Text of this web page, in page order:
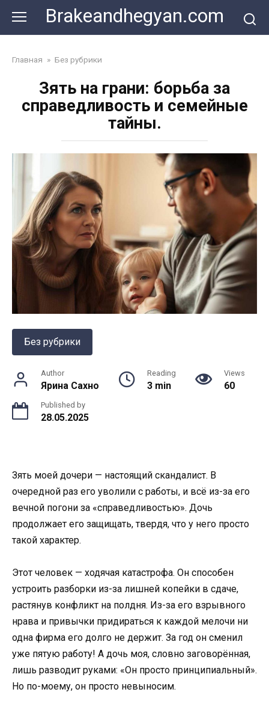
content
Brakeandhegyan.com
Главная » Без рубрики
Зять на грани: борьба за
справедливость и семейные
тайны.
Без рубрики
Author
Ярина Сахно
Reading
3 min
Views
60
Published by
28.05.2025
Зять моей дочери — настоящий скандалист. В
очередной раз его уволили с работы, и всё из-за его
вечной погони за «справедливостью». Дочь
продолжает его защищать, твердя, что у него просто
такой характер.
Этот человек — ходячая катастрофа. Он способен
устроить разборки из-за лишней копейки в сдаче,
растянув конфликт на полдня. Из-за его взрывного
нрава и привычки придираться к каждой мелочи ни
одна фирма его долго не держит. За год он сменил
уже пятую работу! А дочь моя, словно заговорённая,
лишь разводит руками: «Он просто принципиальный».
Но по-моему, он просто невыносим.